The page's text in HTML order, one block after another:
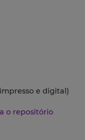
e digital)
o repositório